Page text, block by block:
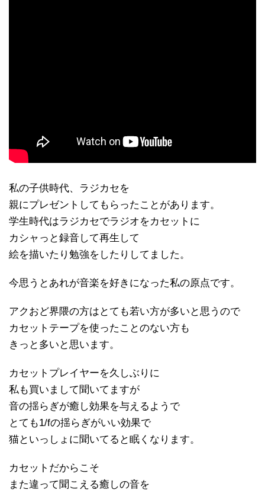
私の子供時代、ラジカセを
親にプレゼントしてもらったことがあります。
学生時代はラジカセでラジオをカセットに
カシャっと録音して再生して
絵を描いたり勉強をしたりしてました。
今思うとあれが音楽を好きになった私の原点です。
アクおど界隈の方はとても若い方が多いと思うので
カセットテープを使ったことのない方も
きっと多いと思います。
カセットプレイヤーを久しぶりに
私も買いまして聞いてますが
音の揺らぎが癒し効果を与えるようで
とても1/fの揺らぎがいい効果で
猫といっしょに聞いてると眠くなります。
カセットだからこそ
また違って聞こえる癒しの音を